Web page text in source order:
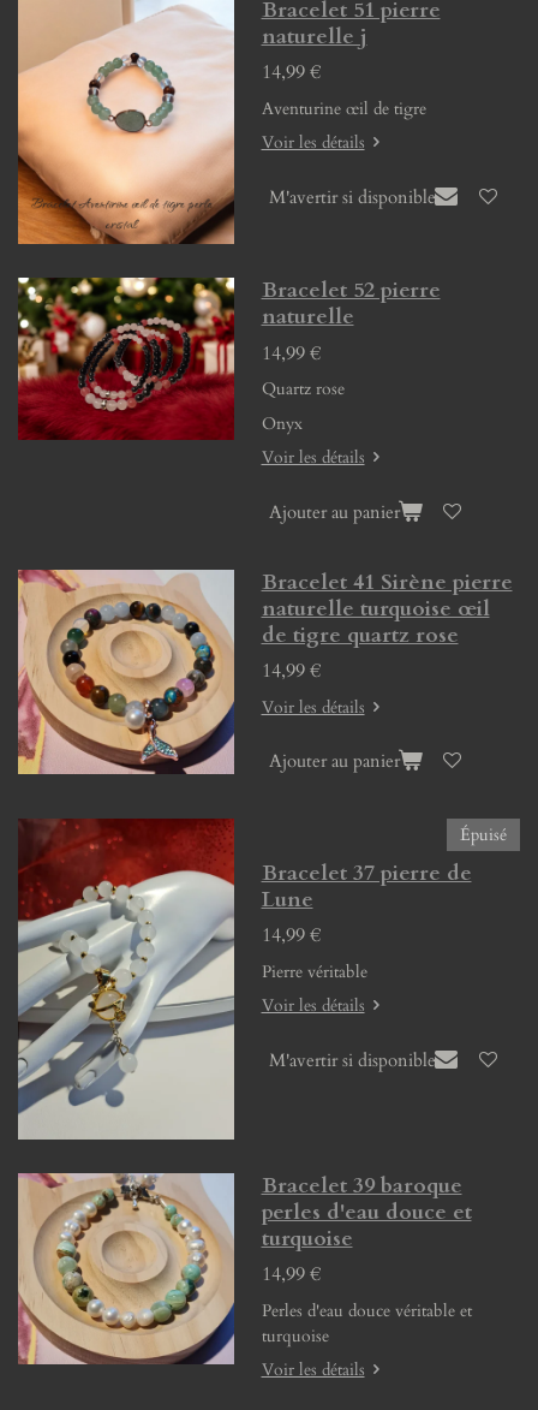
Bracelet 51 pierre
naturelle j
14,99 €
Aventurine œil de tigre
Voir les détails
M'avertir si disponible
Bracelet 52 pierre
naturelle
14,99 €
Quartz rose
Onyx
Voir les détails
Ajouter au panier
Bracelet 41 Sirène pierre
naturelle turquoise œil
de tigre quartz rose
14,99 €
Voir les détails
Ajouter au panier
Épuisé
Bracelet 37 pierre de
Lune
14,99 €
Pierre véritable
Voir les détails
M'avertir si disponible
Bracelet 39 baroque
perles d'eau douce et
turquoise
14,99 €
Perles d'eau douce véritable et
turquoise
Voir les détails